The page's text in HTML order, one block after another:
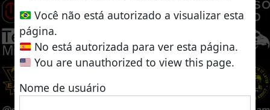
Você não está autorizado a visualizar esta
página.
No está autorizada para ver esta página.
You are unauthorized to view this page.
Nome de usuário